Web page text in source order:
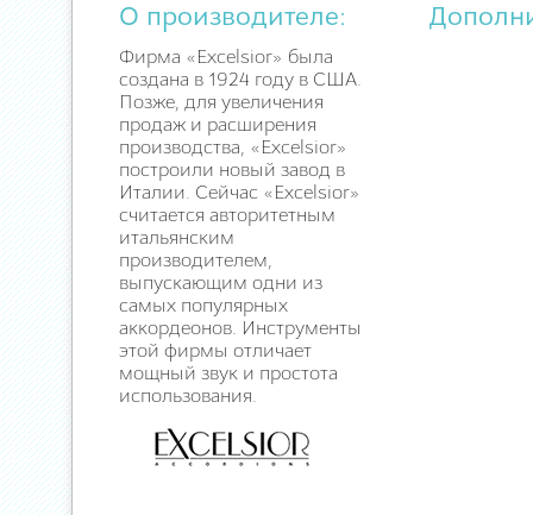
О производителе:
Фирма «Excelsior» была
создана в 1924 году в США.
Позже, для увеличения
продаж и расширения
производства, «Excelsior»
построили новый завод в
Италии. Сейчас «Excelsior»
считается авторитетным
итальянским
производителем,
выпускающим одни из
самых популярных
аккордеонов. Инструменты
этой фирмы отличает
мощный звук и простота
использования.